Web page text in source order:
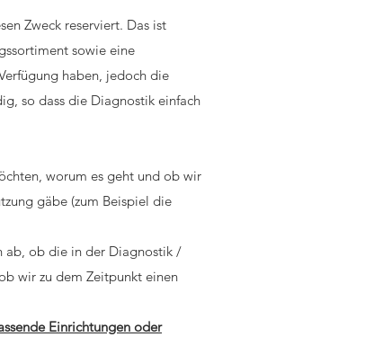
Zweck reserviert. Das ist
sowie eine
haben, jedoch die
so dass die Diagnostik einfach
worum es geht und ob wir
gäbe (zum Beispiel die
ab, ob die in der Diagnostik /
wir zu dem Zeitpunkt einen
Einrichtungen oder